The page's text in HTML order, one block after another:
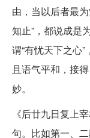
由，当以后者最
知止”，都说成是
谓“有忧天下之心”
且语气平和，接
妙。
《后廿九日复上
句。比如第一、